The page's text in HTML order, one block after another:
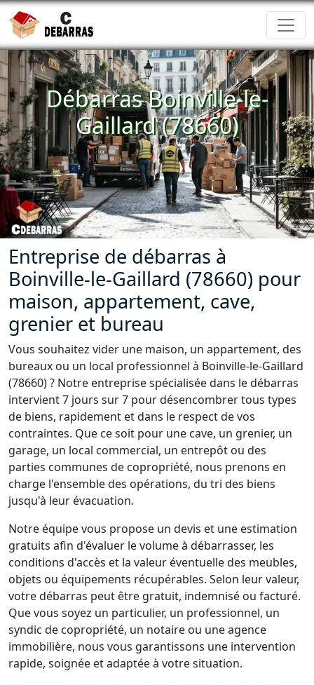
Débarras Boinville-le-
Gaillard (78660)
Entreprise de débarras à
Boinville-le-Gaillard (78660) pour
maison, appartement, cave,
grenier et bureau
Vous souhaitez vider une maison, un appartement, des
bureaux ou un local professionnel à Boinville-le-Gaillard
(78660) ? Notre entreprise spécialisée dans le débarras
intervient 7 jours sur 7 pour désencombrer tous types
de biens, rapidement et dans le respect de vos
contraintes. Que ce soit pour une cave, un grenier, un
garage, un local commercial, un entrepôt ou des
parties communes de copropriété, nous prenons en
charge l'ensemble des opérations, du tri des biens
jusqu'à leur évacuation.
Notre équipe vous propose un devis et une estimation
gratuits afin d'évaluer le volume à débarrasser, les
conditions d'accès et la valeur éventuelle des meubles,
objets ou équipements récupérables. Selon leur valeur,
votre débarras peut être gratuit, indemnisé ou facturé.
Que vous soyez un particulier, un professionnel, un
syndic de copropriété, un notaire ou une agence
immobilière, nous vous garantissons une intervention
rapide, soignée et adaptée à votre situation.